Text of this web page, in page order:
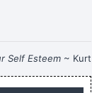
Self Esteem ~ Kurt
Cobain